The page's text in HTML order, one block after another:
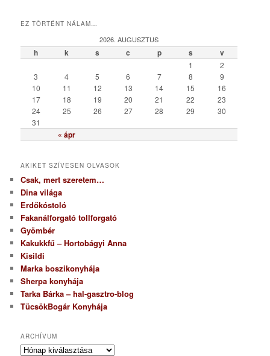
e
r
EZ TÖRTÉNT NÁLAM…
2026. AUGUSZTUS
h k s c p s v
« ápr
1
2
3
4 5 6 7 8
9
10
11 12 13 14 15
16
17
18 19 20 21 22
23
24
25 26 27 28 29
30
31
AKIKET SZÍVESEN OLVASOK
Csak, mert szeretem…
Dina világa
Erdőkóstoló
Fakanálforgató tollforgató
Gyömbér
Kakukkfű – Hortobágyi Anna
Kisildi
Marka boszikonyhája
Sherpa konyhája
Tarka Bárka – hal-gasztro-blog
TücsökBogár Konyhája
ARCHÍVUM
A